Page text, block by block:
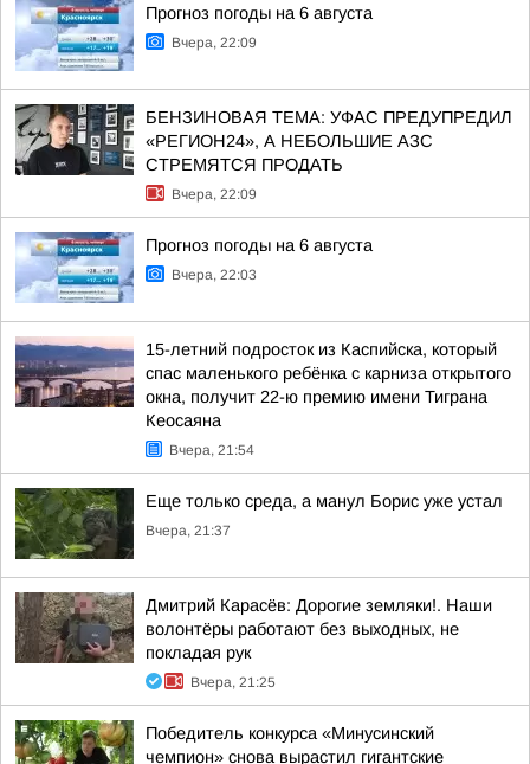
Прогноз погоды на 6 августа
Вчера, 22:09
БЕНЗИНОВАЯ ТЕМА: УФАС ПРЕДУПРЕДИЛ
«РЕГИОН24», А НЕБОЛЬШИЕ АЗС
СТРЕМЯТСЯ ПРОДАТЬ
Вчера, 22:09
Прогноз погоды на 6 августа
Вчера, 22:03
15-летний подросток из Каспийска, который
спас маленького ребёнка с карниза открытого
окна, получит 22-ю премию имени Тиграна
Кеосаяна
Вчера, 21:54
Еще только среда, а манул Борис уже устал
Вчера, 21:37
Дмитрий Карасёв: Дорогие земляки!. Наши
волонтёры работают без выходных, не
покладая рук
Вчера, 21:25
Победитель конкурса «Минусинский
чемпион» снова вырастил гигантские